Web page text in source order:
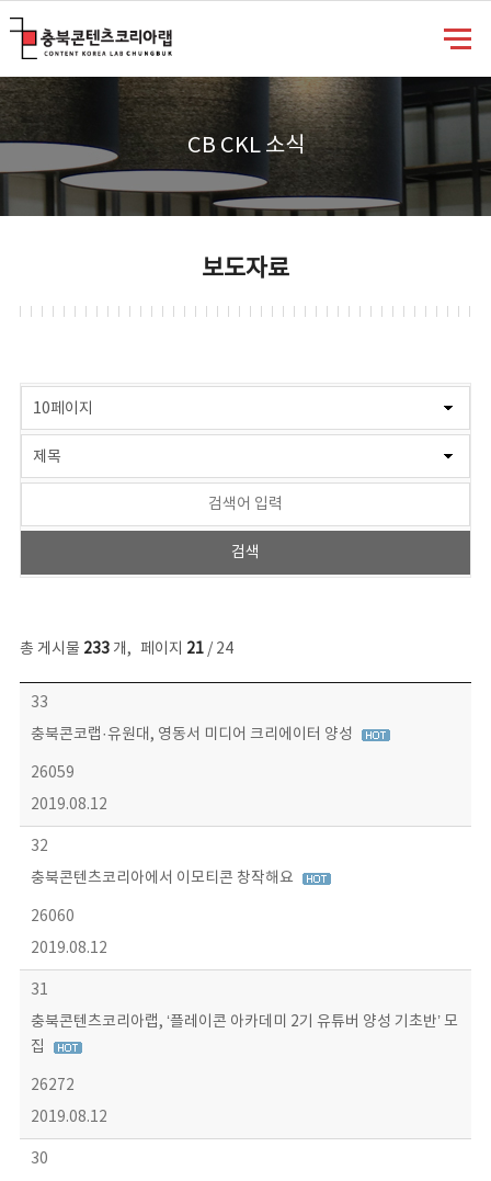
CB CKL 소식
보도자료
총 게시물 233개, 페이지 21/ 24
보도자료 목록 - 번호, 제목, 작성자, 파일, 조회수, 작성일 정보 제공
33
충북콘코랩·유원대, 영동서 미디어 크리에이터 양성
26059
2019.08.12
32
충북콘텐츠코리아에서 이모티콘 창작해요
26060
2019.08.12
31
충북콘텐츠코리아랩, ‘플레이콘 아카데미 2기 유튜버 양성 기초반’ 모
집
26272
2019.08.12
30